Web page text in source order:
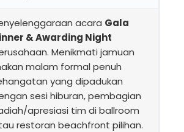
acara Gala
& Awarding Night
Menikmati jamuan
malam formal penuh
yang dipadukan
sesi hiburan, pembagian
apresiasi tim di ballroom
restoran beachfront pilihan.